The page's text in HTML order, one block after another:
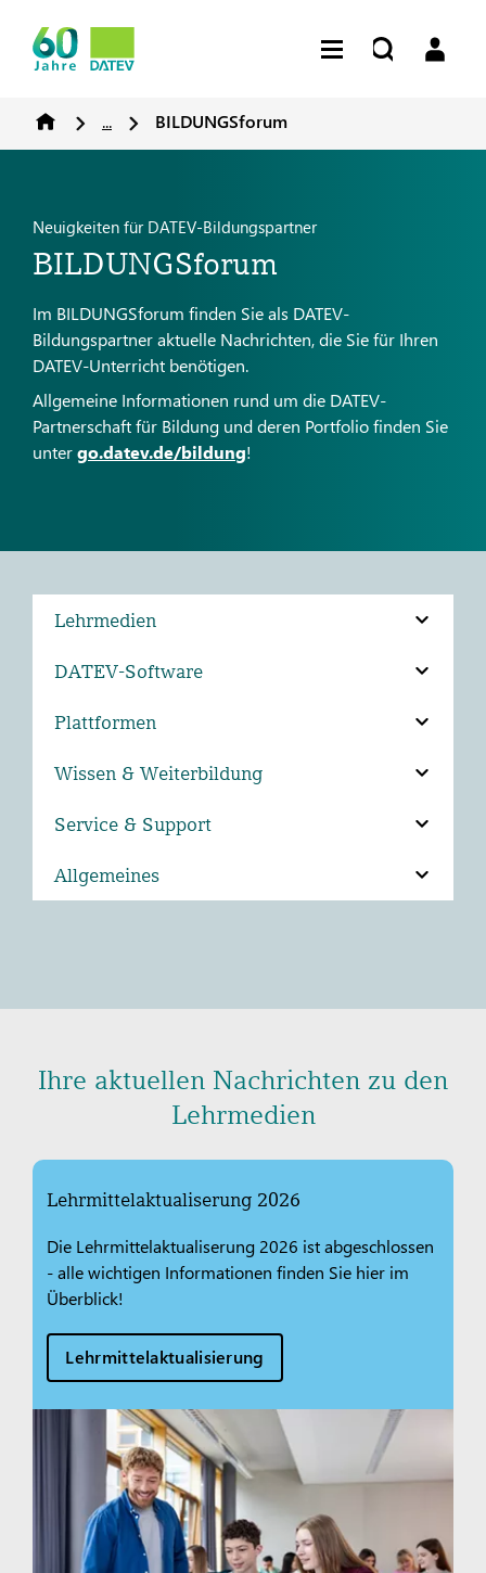
... BILDUNGSforum
Neuigkeiten für DATEV-Bildungspartner
BILDUNGSforum
Im BILDUNGSforum finden Sie als DATEV-
Bildungspartner aktuelle Nachrichten, die Sie für Ihren
DATEV-Unterricht benötigen.
Allgemeine Informationen rund um die DATEV-
Partnerschaft für Bildung und deren Portfolio finden Sie
untergo.datev.de/bildung!
Lehrmedien
DATEV-Software
Plattformen
Wissen & Weiterbildung
Service & Support
Allgemeines
Ihre aktuellen Nachrichten zu den
Lehrmedien
Lehrmittelaktualiserung 2026
Die Lehrmittelaktualiserung 2026 ist abgeschlossen
- alle wichtigen Informationen finden Sie hier im
Überblick!
Lehrmittelaktualisierung